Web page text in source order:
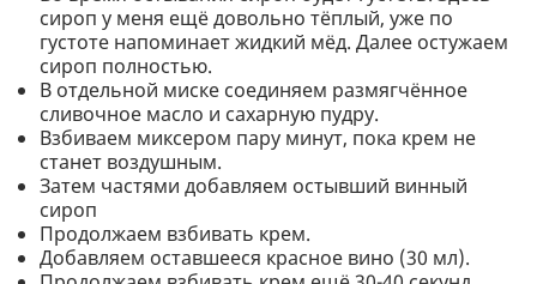
сироп у меня ещё довольно тёплый, уже по
густоте напоминает жидкий мёд. Далее остужаем
сироп полностью.
В отдельной миске соединяем размягчённое
сливочное масло и сахарную пудру.
Взбиваем миксером пару минут, пока крем не
станет воздушным.
Затем частями добавляем остывший винный
сироп
Продолжаем взбивать крем.
Добавляем оставшееся красное вино (30 мл).